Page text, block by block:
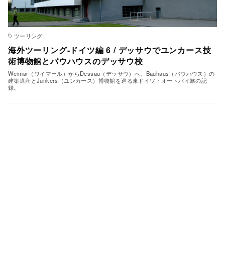
ツーリング
海外ツーリング-ドイツ編 6 / デッサウでユンカース技
術博物館とバウハウスのデッサウ校
Weimar（ワイマール）からDessau（デッサウ）へ。Bauhaus（バウハウス）の
建築遺産とJunkers（ユンカース）博物館を巡る東ドイツ・オートバイ旅の記
録。